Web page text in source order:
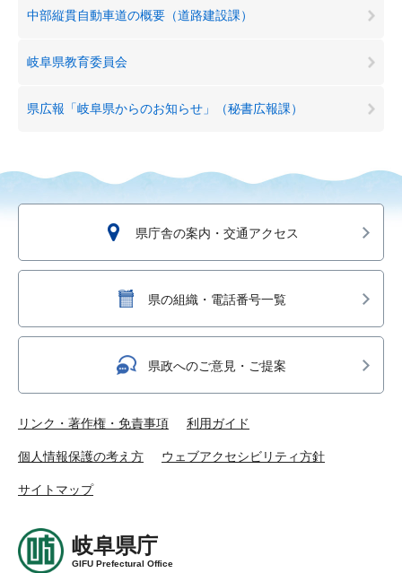
中部縦貫自動車道の概要（道路建設課）
岐阜県教育委員会
県広報「岐阜県からのお知らせ」（秘書広報課）
県庁舎の案内・交通アクセス
県の組織・電話番号一覧
県政へのご意見・ご提案
リンク・著作権・免責事項 利用ガイド
個人情報保護の考え方 ウェブアクセシビリティ方針
サイトマップ
岐阜県庁
GIFU Prefectural Office